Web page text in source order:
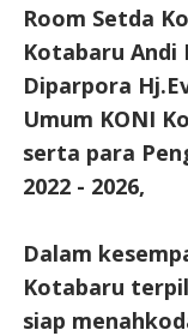
Room Setda
Kotabaru
Diparpora
Umum KONI
serta para
2022 - 2026,
Dalam
Kotabaru
siap